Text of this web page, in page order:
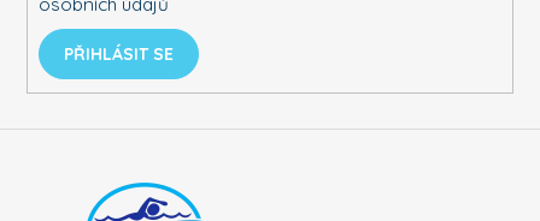
osobních údajů
PŘIHLÁSIT SE